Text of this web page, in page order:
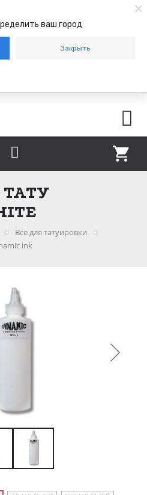
ваш город
Закрыть
Всё для татуировки
ink